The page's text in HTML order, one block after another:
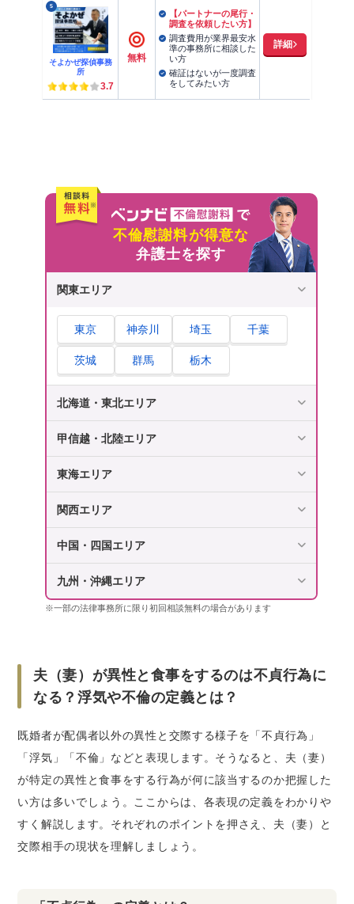
5
そよかぜ探偵事務
所
3.7
無料
【パートナーの尾行・
調査を依頼したい方】
調査費用が業界最安水
準の事務所に相談した
い方
確証はないが一度調査
をしてみたい方
詳細
不倫慰謝料が得意な
弁護士を探す
関東エリア
東京 神奈川 埼玉 千葉
茨城 群馬 栃木
北海道・東北エリア
甲信越・北陸エリア
東海エリア
関西エリア
中国・四国エリア
九州・沖縄エリア
※一部の法律事務所に限り初回相談無料の場合があります
夫（妻）が異性と食事をするのは不貞行為に
なる？浮気や不倫の定義とは？
既婚者が配偶者以外の異性と交際する様子を「不貞行為」
「浮気」「不倫」などと表現します。そうなると、夫（妻）
が特定の異性と食事をする行為が何に該当するのか把握した
い方は多いでしょう。ここからは、各表現の定義をわかりや
すく解説します。それぞれのポイントを押さえ、夫（妻）と
交際相手の現状を理解しましょう。